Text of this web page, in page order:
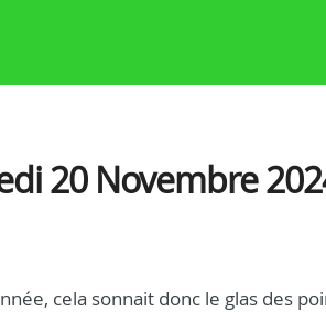
20 Novembre
cela sonnait donc le glas des